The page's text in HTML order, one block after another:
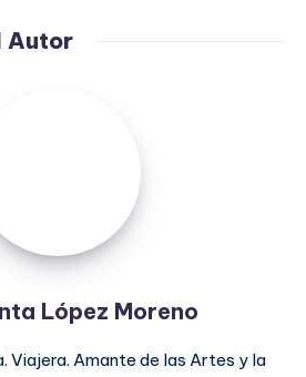
Autor
López Moreno
Viajera. Amante de las Artes y la